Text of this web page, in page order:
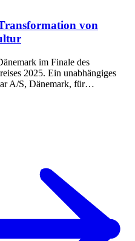
von
im Finale des
2025. Ein unabhängiges
A/S, Dänemark, für…